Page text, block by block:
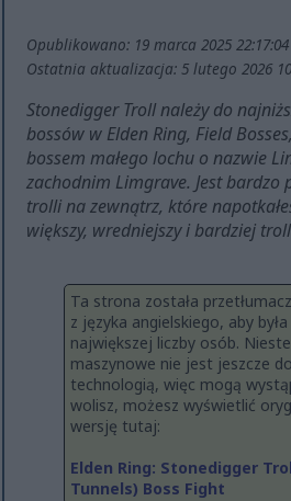
Opublikowano: 19 marca 2025 22:17:04
Ostatnia aktualizacja: 5 lutego 2026
Stonedigger Troll należy do
bossów w Elden Ring, Field
bossem małego lochu o nazwie
zachodnim Limgrave. Jest bardzo
trolli na zewnątrz, które
większy, wredniejszy i bardziej
Ta strona została
z języka angielskiego, aby
największej liczby osób.
maszynowe nie jest jeszcze
technologią, więc mogą
wolisz, możesz wyświetlić
wersję tutaj:
Elden Ring: Stonedigger
Tunnels) Boss Fight